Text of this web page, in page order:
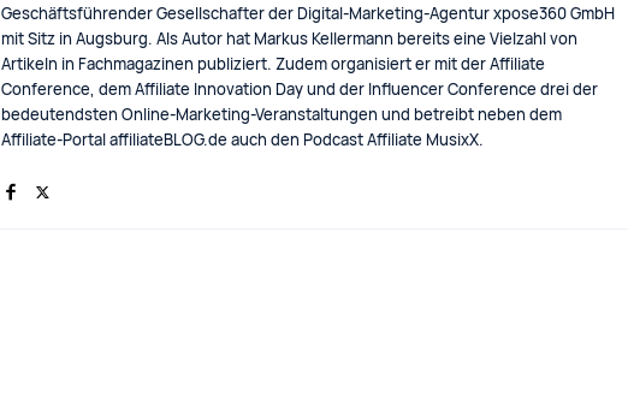
Geschäftsführender Gesellschafter der Digital-Marketing-Agentur xpose360 GmbH
mit Sitz in Augsburg. Als Autor hat Markus Kellermann bereits eine Vielzahl von
Artikeln in Fachmagazinen publiziert. Zudem organisiert er mit der Affiliate
Conference, dem Affiliate Innovation Day und der Influencer Conference drei der
bedeutendsten Online-Marketing-Veranstaltungen und betreibt neben dem
Affiliate-Portal affiliateBLOG.de auch den Podcast Affiliate MusixX.